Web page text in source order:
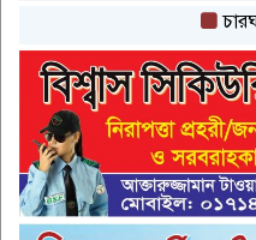
চারঘাটে